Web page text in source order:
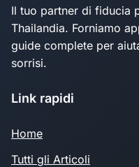
Il tuo partner di fiducia
Thailandia. Forniamo
guide complete per
sorrisi.
Link rapidi
Home
Tutti gli Articoli